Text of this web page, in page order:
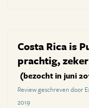
Costa Rica is
prachtig,
(bezocht in juni
Review geschreven door
2019